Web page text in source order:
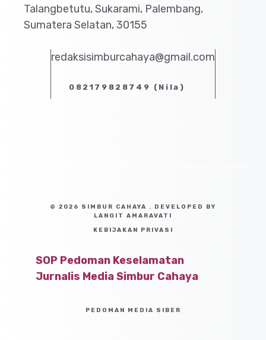
Talangbetutu, Sukarami, Palembang,
Sumatera Selatan, 30155
redaksisimburcahaya@gmail.com
082179828749 (Nila)
© 2026 SIMBUR CAHAYA . DEVELOPED BY
LANGIT AMARAVATI
KEBIJAKAN PRIVASI
SOP Pedoman Keselamatan
Jurnalis Media Simbur Cahaya
PEDOMAN MEDIA SIBER